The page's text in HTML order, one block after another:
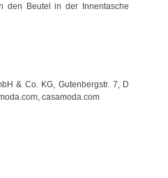
den Beutel in der Innentasche
& Co. KG, Gutenbergstr. 7, D
casamoda.com